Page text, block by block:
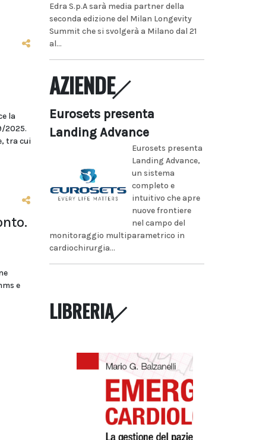
la
2025.
tra cui
e
Edra S.p.A sarà media partner della
seconda edizione del Milan Longevity
Summit che si svolgerà a Milano dal 21
al...
AZIENDE
Eurosets presenta
Landing Advance
Eurosets presenta
Landing Advance,
un sistema
completo e
intuitivo che apre
nuove frontiere
nel campo del
monitoraggio multiparametrico in
cardiochirurgia...
LIBRERIA